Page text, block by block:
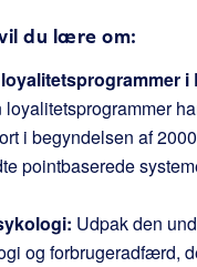
du lære om:
i
loyalitetsprogrammer
i begyndelsen af
pointbaserede
Udpak den
og forbrugeradfærd,